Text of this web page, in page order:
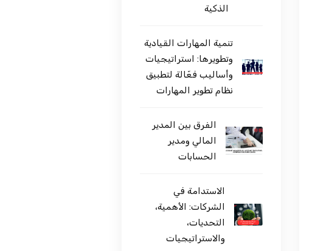
الذكية
تنمية المهارات القيادية
وتطويرها: استراتيجيات
وأساليب فعّالة لتطبيق
نظام تطوير المهارات
الفرق بين المدير
المالي ومدير
الحسابات
الاستدامة في
الشركات: الأهمية،
التحديات،
والاستراتيجيات